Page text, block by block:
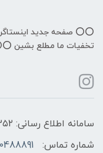
⭕️⭕️ صفحه جدید
تخفیات ما مطلع بشین
سامانه اطلاع رسانی: ۹۰۰۰۲۳۵۲
شماره تماس:
09370488891